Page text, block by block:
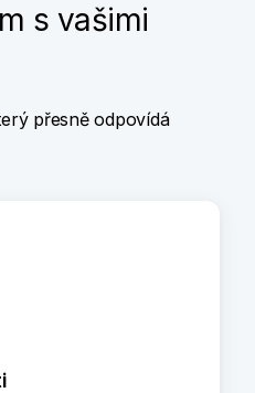
s vašimi
přesně odpovídá